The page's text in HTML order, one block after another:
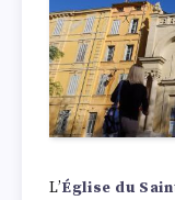
L’Église du